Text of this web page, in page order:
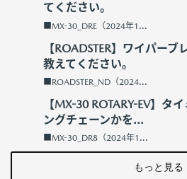
てください。
■MX-30_DRE（2024年1...
【ROADSTER】ワイパー
教えてください。
■ROADSTER_ND（2024...
【MX-30 ROTARY-EV】タ
ングチェーンかを...
■MX-30_DR8（2024年1...
もっと見る